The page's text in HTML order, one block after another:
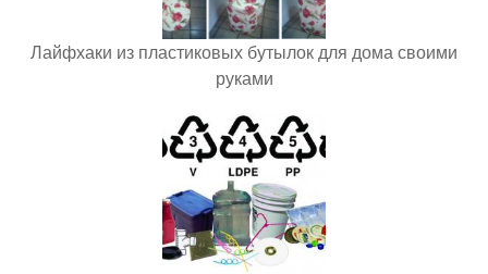
Лайфхаки из пластиковых бутылок для дома своими
руками